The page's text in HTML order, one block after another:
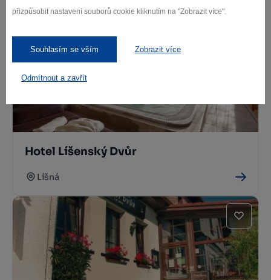
přizpůsobit nastavení souborů cookie kliknutím na "Zobrazit více".
Souhlasím se vším Zobrazit více
Odmítnout a zavřít
Sněžné
Hotel Líšenský Dvůr
Líšná